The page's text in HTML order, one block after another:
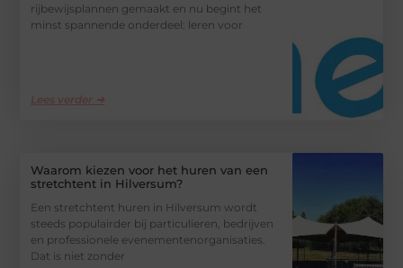
rijbewijsplannen gemaakt en nu begint het
minst spannende onderdeel: leren voor
Lees verder ➜
Waarom kiezen voor het huren van een
stretchtent in Hilversum?
Een stretchtent huren in Hilversum wordt
steeds populairder bij particulieren, bedrijven
en professionele evenementenorganisaties.
Dat is niet zonder